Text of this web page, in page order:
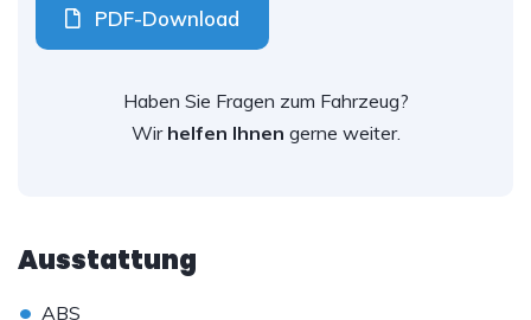
PDF-Download
Haben Sie Fragen zum Fahrzeug?
Wir helfen Ihnen gerne weiter.
Ausstattung
• ABS